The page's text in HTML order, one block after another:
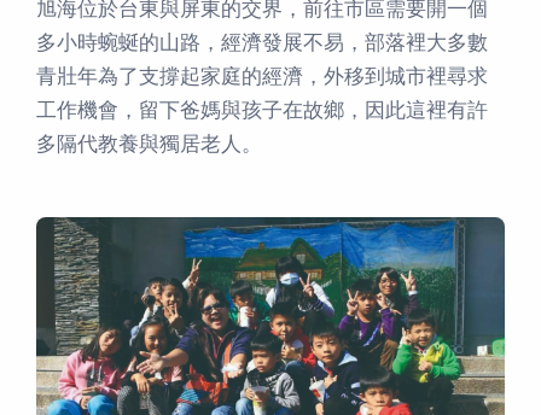
旭海位於台東與屏東的交界，前往市區需要開一個
多小時蜿蜒的山路，經濟發展不易，部落裡大多數
青壯年為了支撐起家庭的經濟，外移到城市裡尋求
工作機會，留下爸媽與孩子在故鄉，因此這裡有許
多隔代教養與獨居老人。